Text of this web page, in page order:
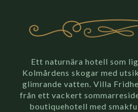
Ett naturnära hotell som
Kolmårdens skogar med
glimrande vatten. Villa
från ett vackert
boutiquehotell med